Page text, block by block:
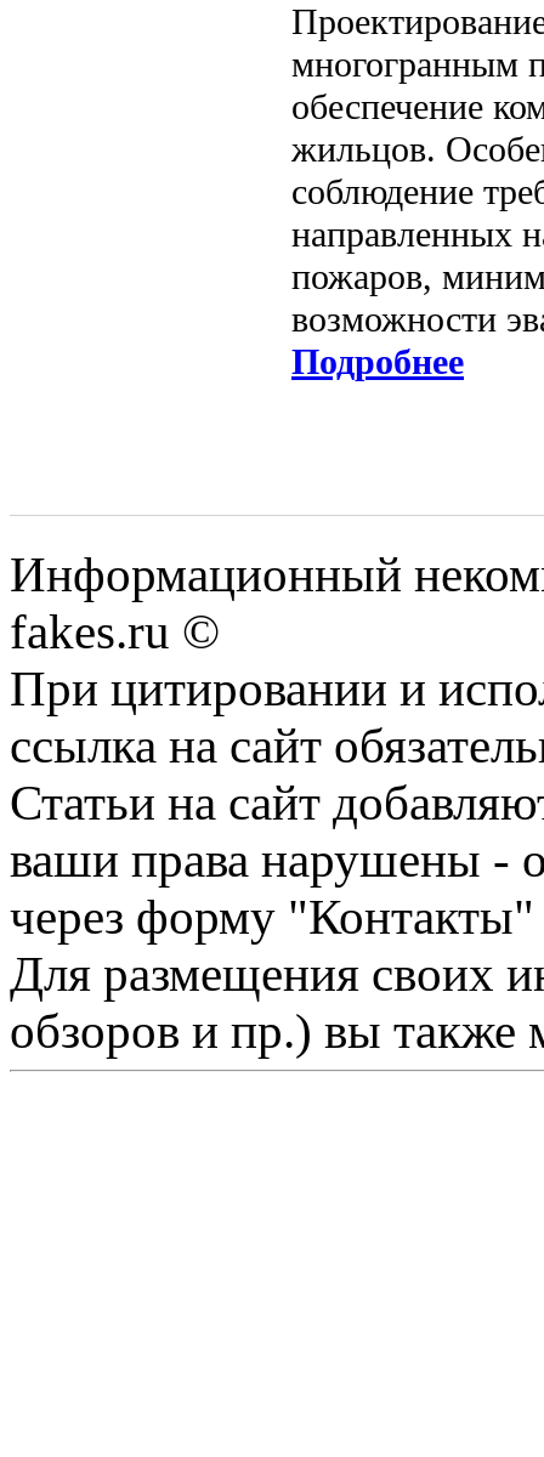
многогранным
обеспечение
жильцов.
соблюдение
направленных
пожаров,
возможности
Подробнее
Информационный
fakes.ru ©
При цитировании и
ссылка на сайт
Статьи на сайт
ваши права нарушены -
через форму "Контакты"
Для размещения своих
обзоров и пр.) вы также